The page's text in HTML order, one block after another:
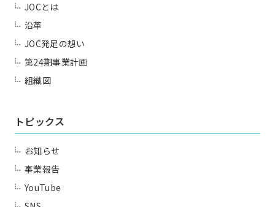
JOCとは
沿革
JOC発足の想い
第24期事業計画
組織図
トピックス
お知らせ
事業報告
YouTube